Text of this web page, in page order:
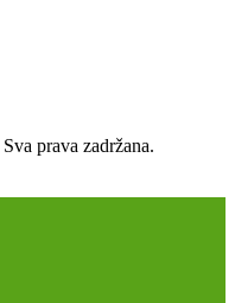
prava zadržana.